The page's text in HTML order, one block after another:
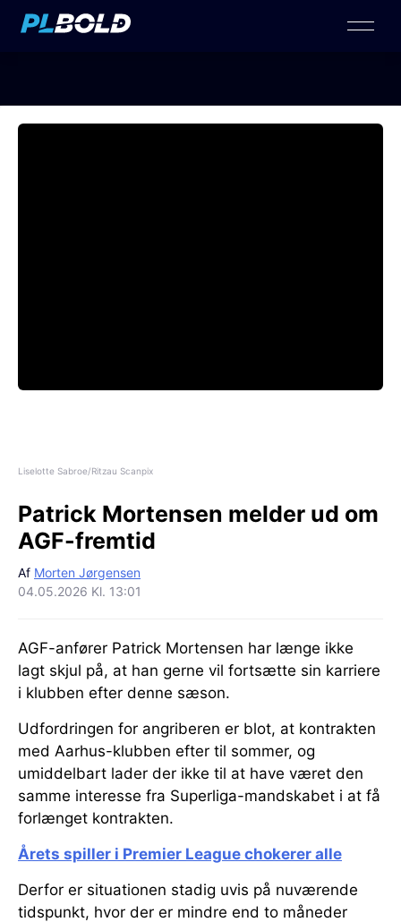
Liselotte Sabroe/Ritzau Scanpix
Patrick Mortensen melder ud om
AGF-fremtid
Af Morten Jørgensen
04.05.2026 Kl. 13:01
AGF-anfører Patrick Mortensen har længe ikke
lagt skjul på, at han gerne vil fortsætte sin karriere
i klubben efter denne sæson.
Udfordringen for angriberen er blot, at kontrakten
med Aarhus-klubben efter til sommer, og
umiddelbart lader der ikke til at have været den
samme interesse fra Superliga-mandskabet i at få
forlænget kontrakten.
Årets spiller i Premier League chokerer alle
Derfor er situationen stadig uvis på nuværende
tidspunkt, hvor der er mindre end to måneder